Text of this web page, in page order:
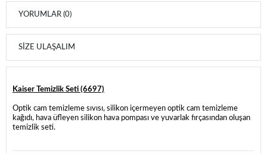
YORUMLAR (0)
SIZE ULAŞALIM
Kaiser Temizlik Seti (6697)
Optik cam temizleme sıvısı, silikon içermeyen optik cam temizleme
kağıdı, hava üfleyen silikon hava pompası ve yuvarlak fırçasından oluşan
temizlik seti.